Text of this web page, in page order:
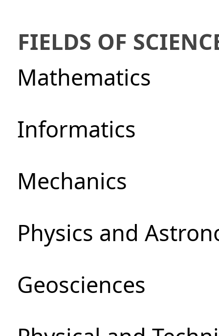
FIELDS OF
Mathematics
Informatics
Mechanics
Physics and
Geosciences